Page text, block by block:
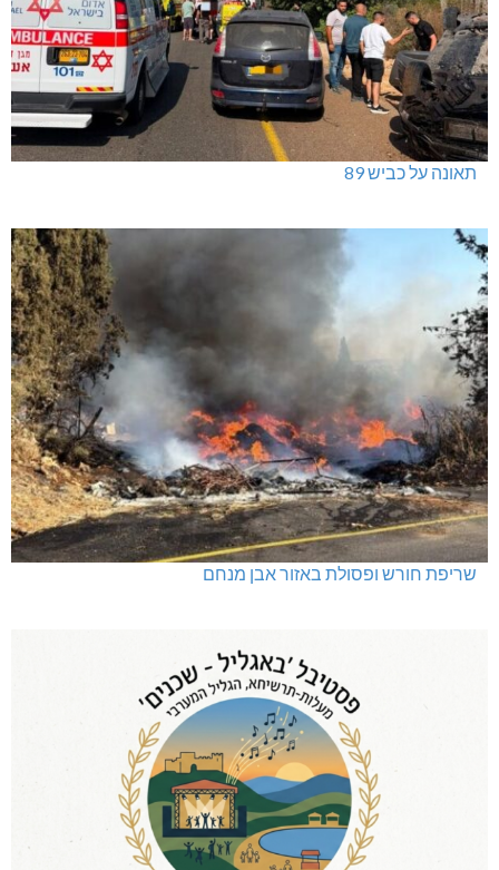
תאונה על כביש 89
שריפת חורש ופסולת באזור אבן מנחם